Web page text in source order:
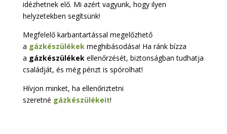
idézhetnek elő. Mi azért vagyunk, hogy ilyen
helyzetekben segítsünk!
Megfelelő karbantartással megelőzhető
a gázkészülékek meghibásodása! Ha ránk bízza
a gázkészülékekellenőrzését, biztonságban tudhatja
családját, és még pénzt is spórolhat!
Hívjon minket, ha ellenőriztetni
szeretné gázkészülékeit!